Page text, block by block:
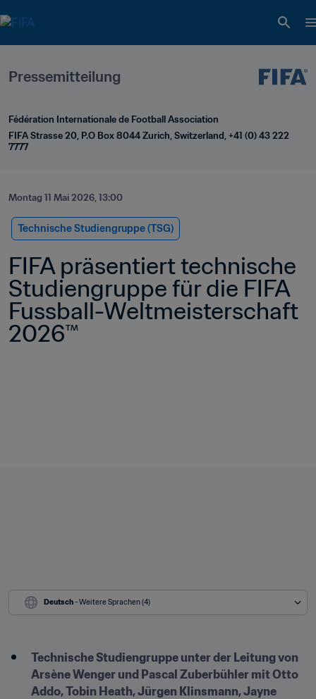
Pressemitteilung
Fédération Internationale de Football Association
FIFA Strasse 20, P.O Box 8044 Zurich, Switzerland, +41 (0) 43 222
7777
Montag 11 Mai 2026, 13:00
Technische Studiengruppe (TSG)
FIFA präsentiert technische
Studiengruppe für die FIFA
Fussball-Weltmeisterschaft
2026™
Deutsch - Weitere Sprachen (4)
Technische Studiengruppe unter der Leitung von
Arsène Wenger und Pascal Zuberbühler mit Otto
Addo, Tobin Heath, Jürgen Klinsmann, Jayne